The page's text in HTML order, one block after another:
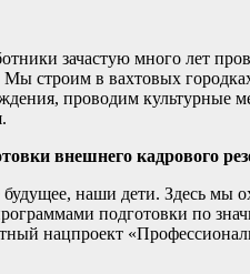
зачастую много лет
строим в вахтовых
проводим культурные
внешнего кадрового
наши дети. Здесь
подготовки по
нацпроект